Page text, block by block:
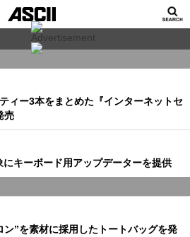
ィー3本をまとめた『インターネットセ
売
キーボード用アップデーターを提供
ン”を素材に採用したトートバッグを発